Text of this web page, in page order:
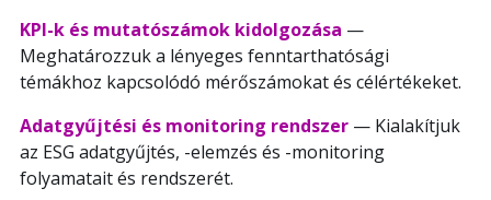
KPI-k és mutatószámok kidolgozása —
Meghatározzuk a lényeges fenntarthatósági
témákhoz kapcsolódó mérőszámokat és célértékeket.
Adatgyűjtési és monitoring rendszer — Kialakítjuk
az ESG adatgyűjtés, -elemzés és -monitoring
folyamatait és rendszerét.